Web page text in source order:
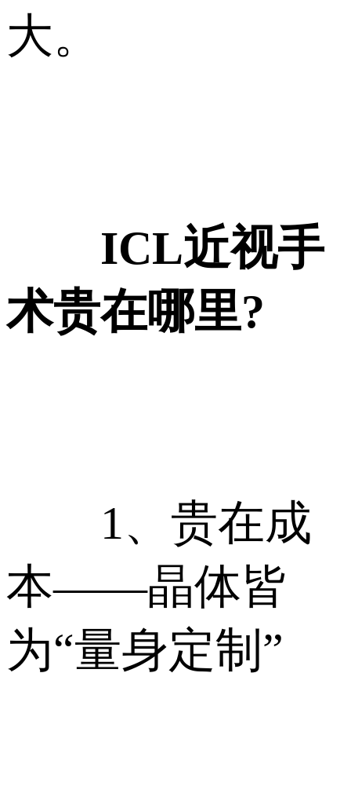
大。
ICL近视手
术贵在哪里?
1、贵在成
本——晶体皆
为“量身定制”